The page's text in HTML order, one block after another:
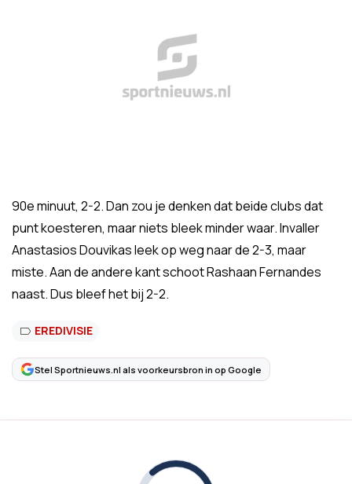
90e minuut, 2-2. Dan zou je denken dat beide clubs dat
punt koesteren, maar niets bleek minder waar. Invaller
Anastasios Douvikas leek op weg naar de 2-3, maar
miste. Aan de andere kant schoot Rashaan Fernandes
naast. Dus bleef het bij 2-2.
EREDIVISIE
Stel Sportnieuws.nl als voorkeursbron in op Google